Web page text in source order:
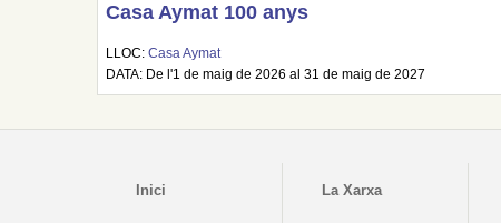
Casa Aymat 100 anys
LLOC:Casa Aymat
DATA: De l'1 de maig de 2026 al 31 de maig de 2027
Inici La Xarxa